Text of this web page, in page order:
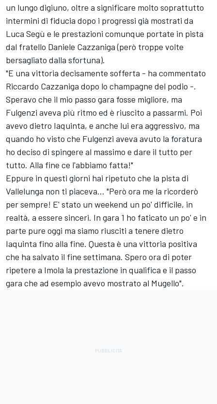
un lungo digiuno, oltre a significare molto soprattutto
intermini di fiducia dopo i progressi già mostrati da
Luca Segù e le prestazioni comunque portate in pista
dal fratello Daniele Cazzaniga (però troppe volte
bersagliato dalla sfortuna).
"E una vittoria decisamente sofferta - ha commentato
Riccardo Cazzaniga dopo lo champagne del podio -.
Speravo che il mio passo gara fosse migliore, ma
Fulgenzi aveva più ritmo ed è riuscito a passarmi. Poi
avevo dietro Iaquinta, e anche lui era aggressivo, ma
quando ho visto che Fulgenzi aveva avuto la foratura
ho deciso di spingere al massimo e dare il tutto per
tutto. Alla fine ce l'abbiamo fatta!"
Eppure in questi giorni hai ripetuto che la pista di
Vallelunga non ti piaceva... "Però ora me la ricorderò
per sempre! E' stato un weekend un po' difficile, in
realtà, a essere sinceri. In gara 1 ho faticato un po' e in
parte pure oggi ma siamo riusciti a tenere dietro
Iaquinta fino alla fine. Questa è una vittoria positiva
che ha salvato il fine settimana. Spero ora di poter
ripetere a Imola la prestazione in qualifica e il passo
gara che ad esempio avevo mostrato al Mugello".